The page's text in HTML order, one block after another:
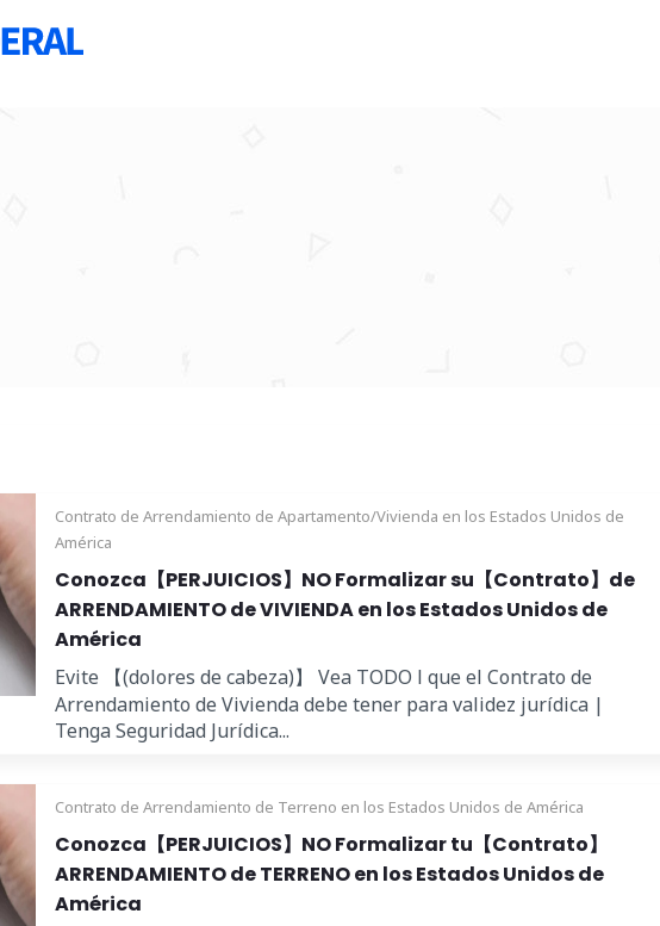
Contrato de Arrendamiento de Apartamento/Vivienda en los Estados Unidos de
América
Conozca【PERJUICIOS】NO Formalizar su【Contrato】de
ARRENDAMIENTO de VIVIENDA en los Estados Unidos de
América
Evite 【(dolores de cabeza)】 Vea TODO l que el Contrato de
Arrendamiento de Vivienda debe tener para validez jurídica |
Tenga Seguridad Jurídica...
Contrato de Arrendamiento de Terreno en los Estados Unidos de América
Conozca【PERJUICIOS】NO Formalizar tu【Contrato】
ARRENDAMIENTO de TERRENO en los Estados Unidos de
América